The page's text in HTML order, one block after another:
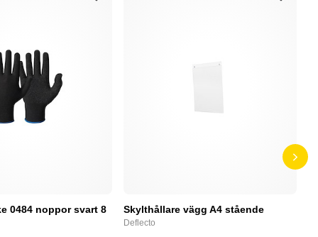
0484 noppor svart 8 Skylthållare vägg A4 stående
Deflecto